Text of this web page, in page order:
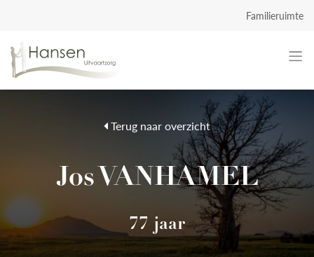
Familieruimte
Jos VANHAMEL
77 jaar
Terug naar overzicht